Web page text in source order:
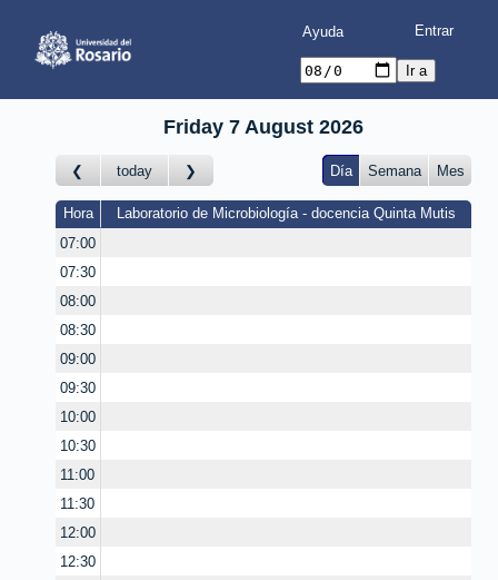
Ayuda
Friday 7 August 2026
today Día Semana Mes
Hora
Laboratorio de Microbiología - docencia Quinta Mutis
07:00
07:30
08:00
08:30
09:00
09:30
10:00
10:30
11:00
11:30
12:00
12:30